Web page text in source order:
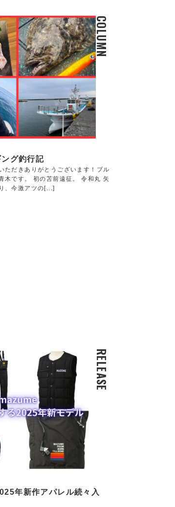
COLUMN
グ釣行記
ただきありがとうございます！ブル
木です。 初の苫前遠征。 令和丸 矢
、今激アツの[...]
RELEASE
年新作アパレル続々入